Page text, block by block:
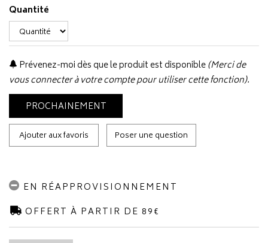
Quantité
Prévenez-moi dès que le produit est disponible(Merci de
vous connecter à votre compte pour utiliser cette fonction).
PROCHAINEMENT
Ajouter aux favoris Poser une question
EN RÉAPPROVISIONNEMENT
OFFERT À PARTIR DE 89€